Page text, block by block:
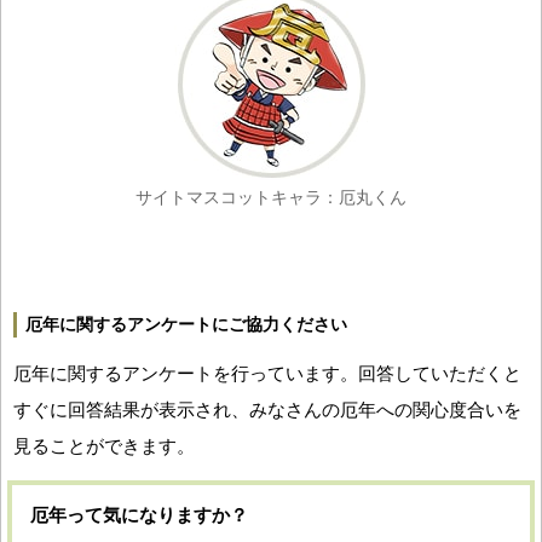
サイトマスコットキャラ：厄丸くん
厄年に関するアンケートにご協力ください
厄年に関するアンケートを行っています。回答していただくと
すぐに回答結果が表示され、みなさんの厄年への関心度合いを
見ることができます。
厄年って気になりますか？